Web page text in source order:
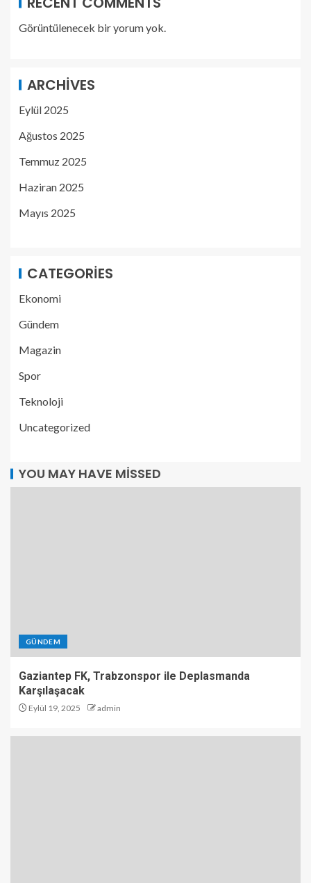
Görüntülenecek bir yorum yok.
ARCHIVES
Eylül 2025
Ağustos 2025
Temmuz 2025
Haziran 2025
Mayıs 2025
CATEGORIES
Ekonomi
Gündem
Magazin
Spor
Teknoloji
Uncategorized
YOU MAY HAVE MISSED
GÜNDEM
Gaziantep FK, Trabzonspor ile Deplasmanda
Karşılaşacak
Eylül 19, 2025 admin